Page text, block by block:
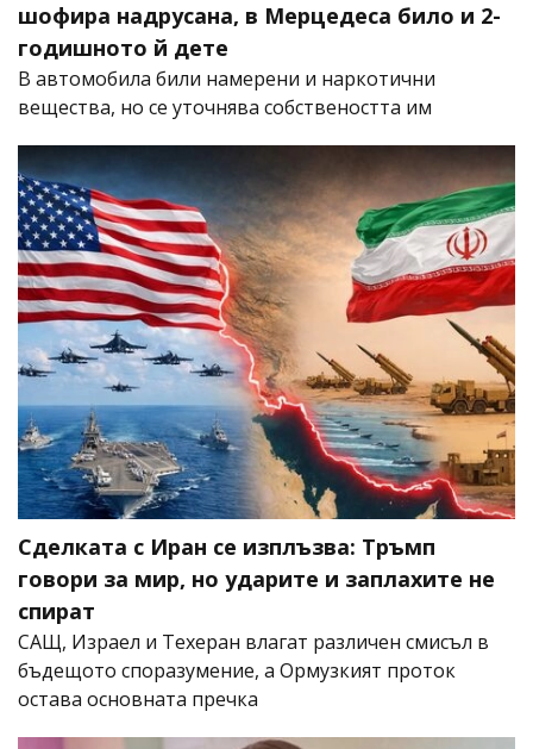
шофира надрусана, в Мерцедеса било и 2-
годишното й дете
В автомобила били намерени и наркотични
вещества, но се уточнява собствеността им
Сделката с Иран се изплъзва: Тръмп
говори за мир, но ударите и заплахите не
спират
САЩ, Израел и Техеран влагат различен смисъл в
бъдещото споразумение, а Ормузкият проток
остава основната пречка